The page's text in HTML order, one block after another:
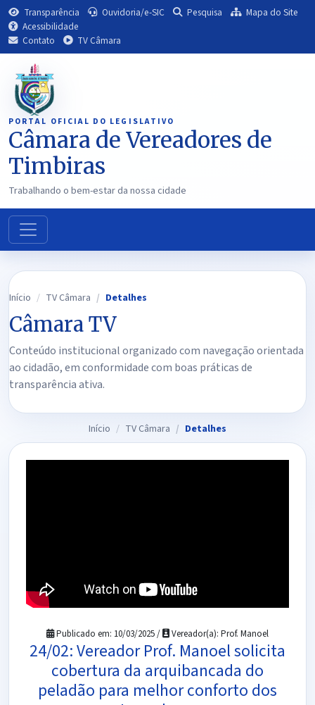
Transparência Ouvidoria/e-SIC Pesquisa
Mapa do Site
Acessibilidade
Contato
TV Câmara
PORTAL OFICIAL DO LEGISLATIVO
Câmara de Vereadores de
Timbiras
Trabalhando o bem-estar da nossa cidade
Início TV Câmara Detalhes
Câmara TV
Conteúdo institucional organizado com navegação orientada
ao cidadão, em conformidade com boas práticas de
transparência ativa.
Início TV Câmara Detalhes
Publicado em: 10/03/2025 / Vereador(a): Prof. Manoel
24/02: Vereador Prof. Manoel solicita
cobertura da arquibancada do
peladão para melhor conforto dos